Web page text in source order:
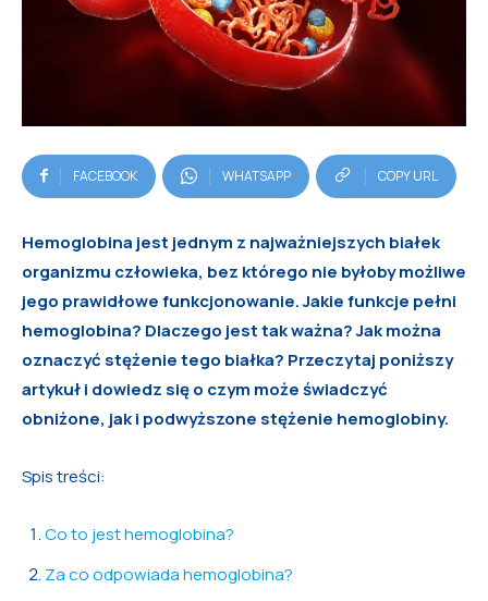
FACEBOOK WHATSAPP COPY URL
Hemoglobina jest jednym z najważniejszych białek
organizmu człowieka, bez którego nie byłoby możliwe
jego prawidłowe funkcjonowanie. Jakie funkcje pełni
hemoglobina? Dlaczego jest tak ważna? Jak można
oznaczyć stężenie tego białka? Przeczytaj poniższy
artykuł i dowiedz się o czym może świadczyć
obniżone, jak i podwyższone stężenie hemoglobiny.
Spis treści:
Co to jest hemoglobina?
Za co odpowiada hemoglobina?